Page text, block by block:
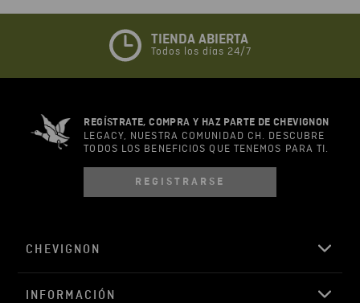
Califique el producto de 1 a 5 estrellas
★☆ ☆
Su nombre
Correo electrónico
TIENDA ABIERTA
Todos los días 24/7
REGÍSTRATE, COMPRA Y HAZ PARTE DE CHEVIGNON
LEGACY, NUESTRA COMUNIDAD CH. DESCUBRE
TODOS LOS BENEFICIOS QUE TENEMOS PARA TI.
REGISTRARSE
CHEVIGNON
INFORMACIÓN